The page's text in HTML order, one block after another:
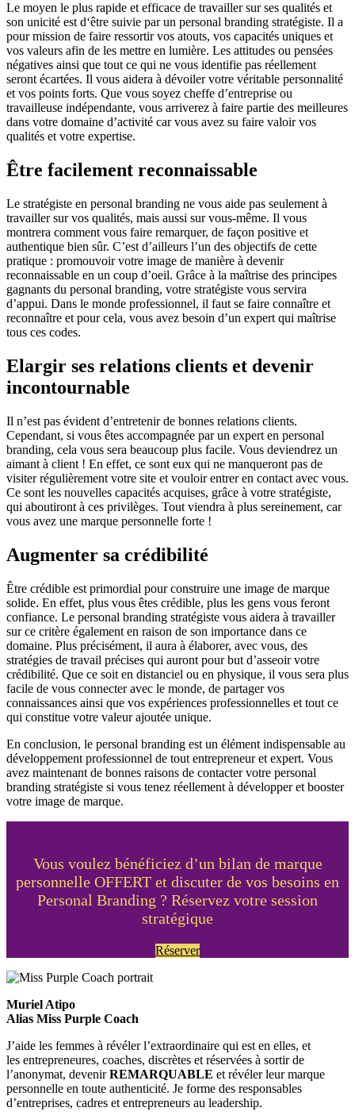
Le moyen le plus rapide et efficace de travailler sur ses qualités et
son unicité est d‘être suivie par un personal branding stratégiste. Il a
pour mission de faire ressortir vos atouts, vos capacités uniques et
vos valeurs afin de les mettre en lumière. Les attitudes ou pensées
négatives ainsi que tout ce qui ne vous identifie pas réellement
seront écartées. Il vous aidera à dévoiler votre véritable personnalité
et vos points forts. Que vous soyez cheffe d’entreprise ou
travailleuse indépendante, vous arriverez à faire partie des meilleures
dans votre domaine d’activité car vous avez su faire valoir vos
qualités et votre expertise.
Être facilement reconnaissable
Le stratégiste en personal branding ne vous aide pas seulement à
travailler sur vos qualités, mais aussi sur vous-même. Il vous
montrera comment vous faire remarquer, de façon positive et
authentique bien sûr. C’est d’ailleurs l’un des objectifs de cette
pratique : promouvoir votre image de manière à devenir
reconnaissable en un coup d’oeil. Grâce à la maîtrise des principes
gagnants du personal branding, votre stratégiste vous servira
d’appui. Dans le monde professionnel, il faut se faire connaître et
reconnaître et pour cela, vous avez besoin d’un expert qui maîtrise
tous ces codes.
Elargir ses relations clients et devenir
incontournable
Il n’est pas évident d’entretenir de bonnes relations clients.
Cependant, si vous êtes accompagnée par un expert en personal
branding, cela vous sera beaucoup plus facile. Vous deviendrez un
aimant à client ! En effet, ce sont eux qui ne manqueront pas de
visiter régulièrement votre site et vouloir entrer en contact avec vous.
Ce sont les nouvelles capacités acquises, grâce à votre stratégiste,
qui aboutiront à ces privilèges. Tout viendra à plus sereinement, car
vous avez une marque personnelle forte !
Augmenter sa crédibilité
Être crédible est primordial pour construire une image de marque
solide. En effet, plus vous êtes crédible, plus les gens vous feront
confiance. Le personal branding stratégiste vous aidera à travailler
sur ce critère également en raison de son importance dans ce
domaine. Plus précisément, il aura à élaborer, avec vous, des
stratégies de travail précises qui auront pour but d’asseoir votre
crédibilité. Que ce soit en distanciel ou en physique, il vous sera plus
facile de vous connecter avec le monde, de partager vos
connaissances ainsi que vos expériences professionnelles et tout ce
qui constitue votre valeur ajoutée unique.
En conclusion, le personal branding est un élément indispensable au
développement professionnel de tout entrepreneur et expert. Vous
avez maintenant de bonnes raisons de contacter votre personal
branding stratégiste si vous tenez réellement à développer et booster
votre image de marque.
Vous voulez bénéficiez d’un bilan de marque
personnelle OFFERT et discuter de vos besoins en
Personal Branding ? Réservez votre session
stratégique
Réserver
Muriel Atipo
Alias Miss Purple Coach
J’aide les femmes à révéler l’extraordinaire qui est en elles, et
les entrepreneures, coaches, discrètes et réservées à sortir de
l’anonymat, devenirREMARQUABLE et révéler leur marque
personnelle en toute authenticité. Je forme des responsables
d’entreprises, cadres et entrepreneurs au leadership.